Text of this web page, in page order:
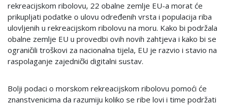
rekreacijskom ribolovu, 22 obalne zemlje EU-a morat će
prikupljati podatke o ulovu određenih vrsta i populacija riba
ulovljenih u rekreacijskom ribolovu na moru. Kako bi podržala
obalne zemlje EU u provedbi ovih novih zahtjeva i kako bi se
ograničili troškovi za nacionalna tijela, EU je razvio i stavio na
raspolaganje zajednički digitalni sustav.
Bolji podaci o morskom rekreacijskom ribolovu pomoći će
znanstvenicima da razumiju koliko se ribe lovi i time podržati